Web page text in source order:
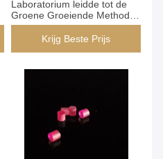
Laboratorium leidde tot de
Groene Groeiende Methode
van Sapphire By CZ
Krijg Beste Prijs